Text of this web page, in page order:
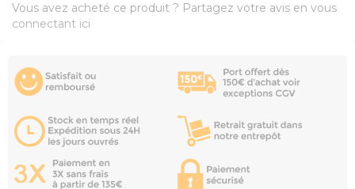
Vous avez acheté ce produit ? Partagez votre avis en vous
connectant ici